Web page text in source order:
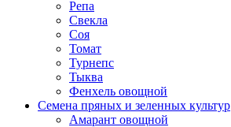
Репа
Свекла
Соя
Томат
Турнепс
Тыква
Фенхель овощной
Семена пряных и зеленных культур
Амарант овощной